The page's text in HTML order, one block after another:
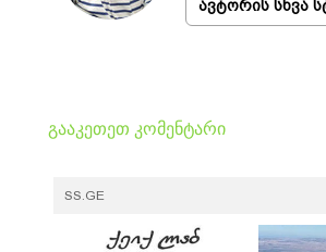
ავტორის სხვა
გააკეთეთ კომენტარი
SS.GE